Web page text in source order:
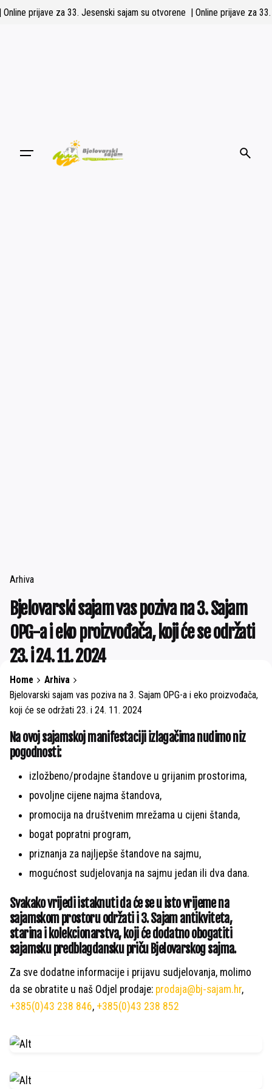
Skip
| Online prijave za 33. Jesenski sajam su otvorene | Online prijave za
Arhiva
Bjelovarski sajam vas poziva na 3. Sajam
OPG-a i eko proizvođača, koji će se održati
23. i 24. 11. 2024
Home
Arhiva
Bjelovarski sajam vas poziva na 3. Sajam OPG-a i eko proizvođača,
koji će se održati 23. i 24. 11. 2024
Na ovoj sajamskoj manifestaciji izlagačima nudimo niz
pogodnosti:
izložbeno/prodajne štandove u grijanim prostorima,
povoljne cijene najma štandova,
promocija na društvenim mrežama u cijeni štanda,
bogat popratni program,
priznanja za najljepše štandove na sajmu,
mogućnost sudjelovanja na sajmu jedan ili dva dana.
Svakako vrijedi istaknuti da će se u isto vrijeme na
sajamskom prostoru održati i 3. Sajam antikviteta,
starina i kolekcionarstva, koji će dodatno obogatiti
sajamsku predblagdansku priču Bjelovarskog sajma.
Za sve dodatne informacije i prijavu sudjelovanja, molimo
da se obratite u naš Odjel prodaje: prodaja@bj-sajam.hr,
+385(0)43 238 846, +385(0)43 238 852